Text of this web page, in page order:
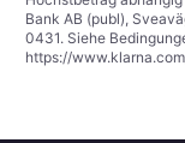
Bank AB (publ),
0431. Siehe
https://